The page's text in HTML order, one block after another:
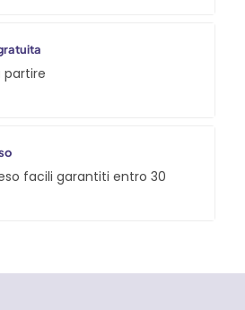
partire
facili garantiti entro 30